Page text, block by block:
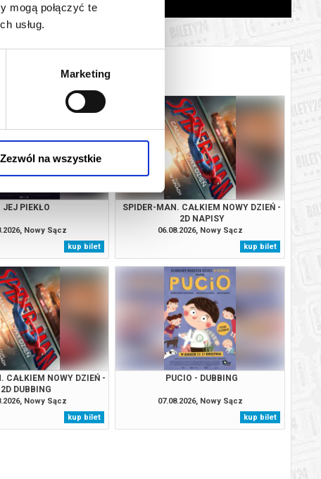
mogą połączyć te
usług.
Marketing
Zezwól na wszystkie
JEJ PIEKŁO
Nowy Sącz
kup bilet
SPIDER-MAN. CAŁKIEM NOWY DZIEŃ -
2D NAPISY
06.08.2026, Nowy Sącz
kup bilet
CAŁKIEM NOWY DZIEŃ -
2D DUBBING
Nowy Sącz
kup bilet
PUCIO - DUBBING
07.08.2026, Nowy Sącz
kup bilet